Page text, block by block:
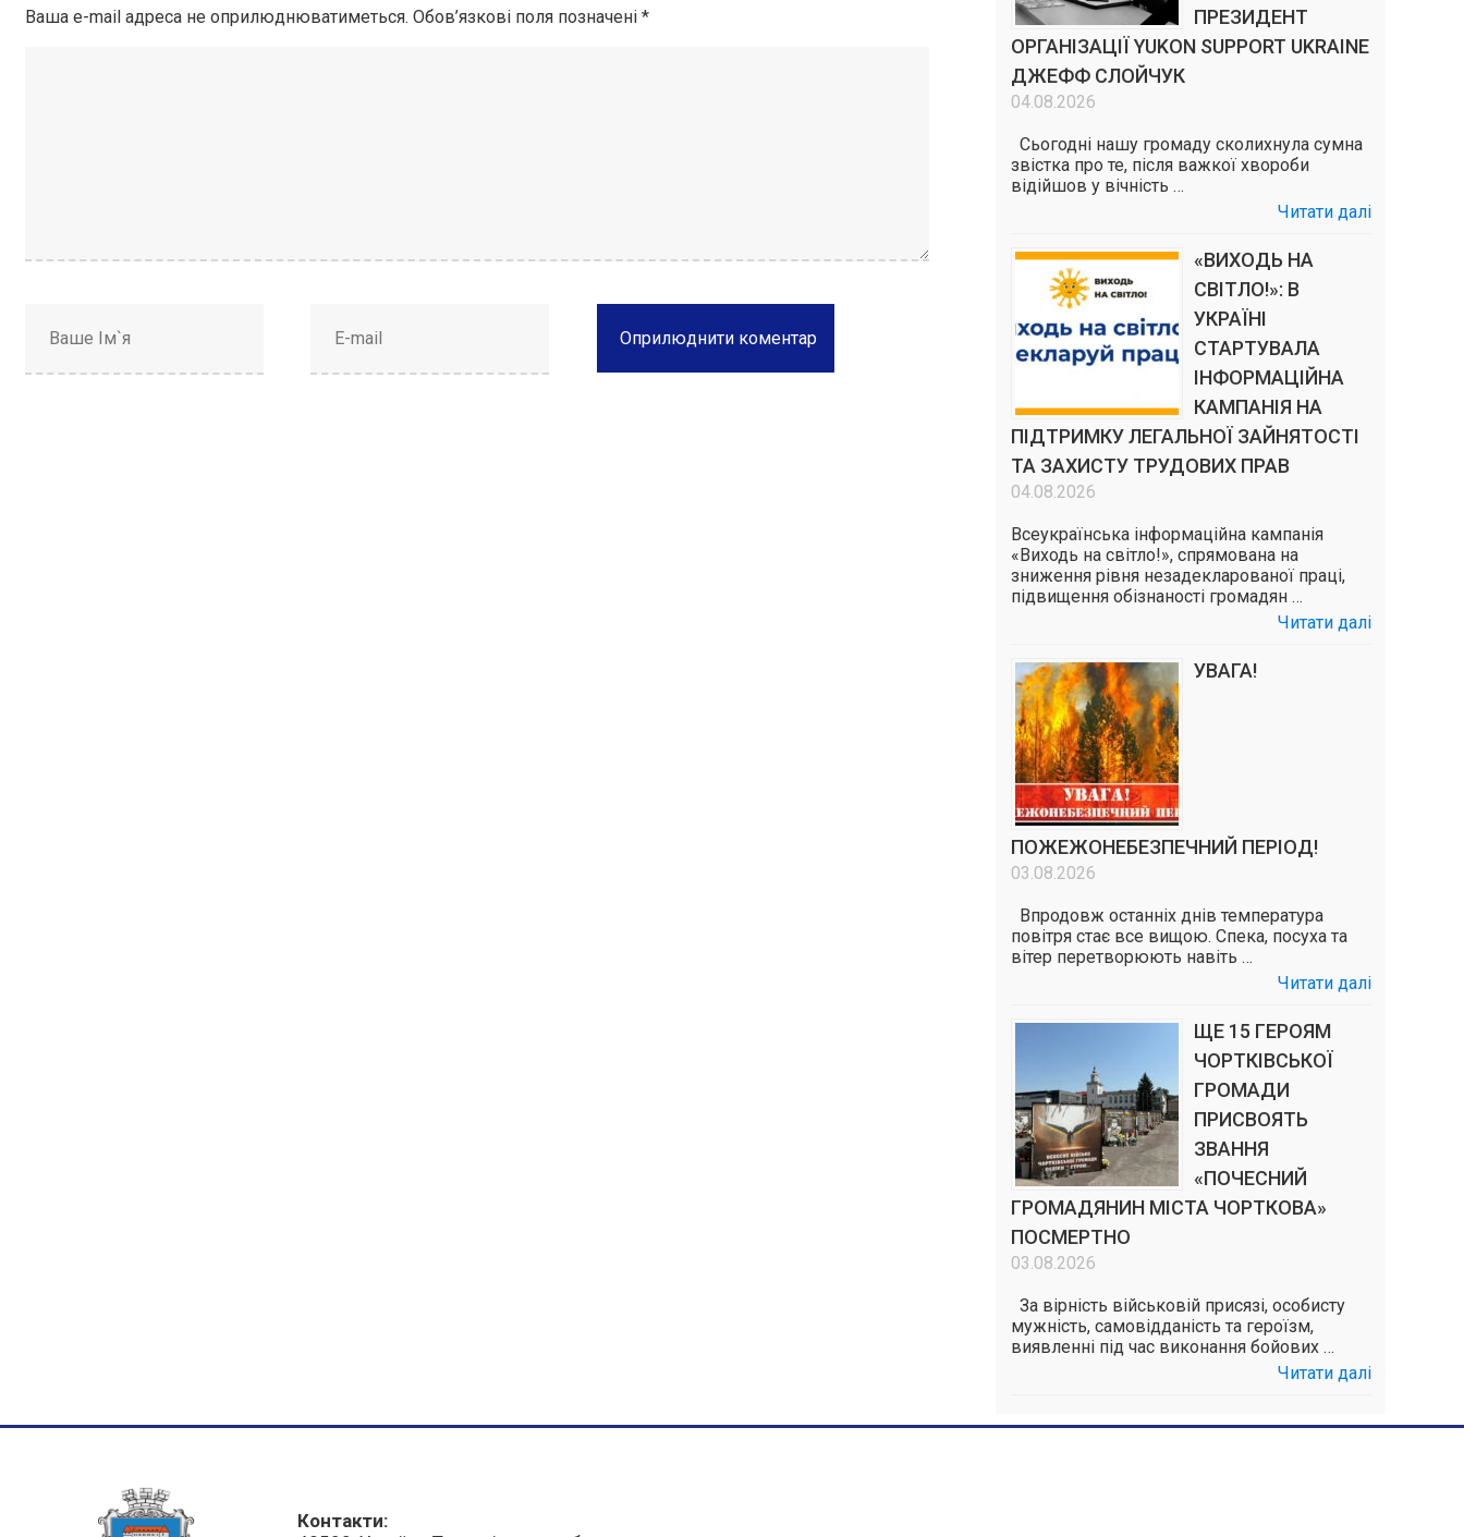
Ваша e-mail адреса не оприлюднюватиметься. Обов’язкові поля позначені*
ПРЕЗИДЕНТ
ОРГАНІЗАЦІЇ YUKON SUPPORT UKRAINE
ДЖЕФФ СЛОЙЧУК
04.08.2026
Сьогодні нашу громаду сколихнула сумна
звістка про те, після важкої хвороби
відійшов у вічність …
Читати далі
«ВИХОДЬ НА
СВІТЛО!»: В
УКРАЇНІ
СТАРТУВАЛА
ІНФОРМАЦІЙНА
КАМПАНІЯ НА
ПІДТРИМКУ ЛЕГАЛЬНОЇ ЗАЙНЯТОСТІ
ТА ЗАХИСТУ ТРУДОВИХ ПРАВ
04.08.2026
Всеукраїнська інформаційна кампанія
«Виходь на світло!», спрямована на
зниження рівня незадекларованої праці,
підвищення обізнаності громадян …
Читати далі
УВАГА!
ПОЖЕЖОНЕБЕЗПЕЧНИЙ ПЕРІОД!
03.08.2026
Впродовж останніх днів температура
повітря стає все вищою. Спека, посуха та
вітер перетворюють навіть …
Читати далі
ЩЕ 15 ГЕРОЯМ
ЧОРТКІВСЬКОЇ
ГРОМАДИ
ПРИСВОЯТЬ
ЗВАННЯ
«ПОЧЕСНИЙ
ГРОМАДЯНИН МІСТА ЧОРТКОВА»
ПОСМЕРТНО
03.08.2026
За вірність військовій присязі, особисту
мужність, самовідданість та героїзм,
виявленні під час виконання бойових …
Читати далі
Контакти: